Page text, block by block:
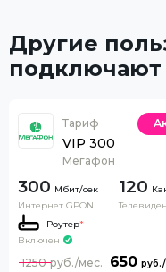
Другие
подключают
Тариф
VIP 300
Мегафон
300
Интернет GPON
120
Роутер*
Включен
650
1250